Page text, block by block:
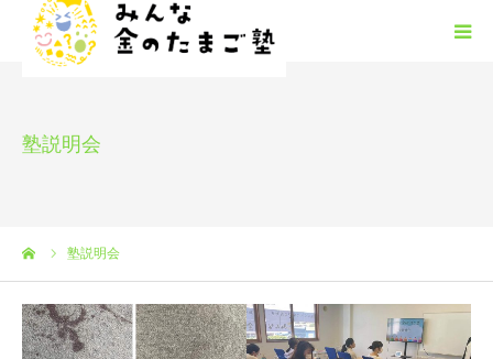
塾説明会
塾説明会
HGM
塾生募集
安心安全